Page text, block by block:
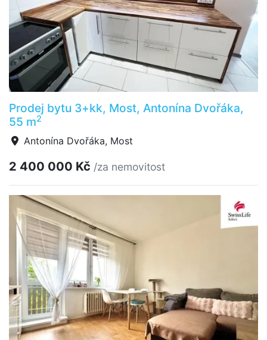
Prodej bytu 3+kk, Most, Antonína Dvořáka,
55 m2
Antonína Dvořáka, Most
2 400 000 Kč /za nemovitost